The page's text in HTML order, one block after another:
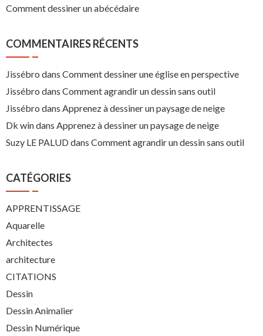
Comment dessiner un abécédaire
COMMENTAIRES RÉCENTS
Jissébro dans Comment dessiner une église en perspective
Jissébro dans Comment agrandir un dessin sans outil
Jissébro dans Apprenez à dessiner un paysage de neige
Dk windans Apprenez à dessiner un paysage de neige
Suzy LE PALUDdans Comment agrandir un dessin sans outil
CATÉGORIES
APPRENTISSAGE
Aquarelle
Architectes
architecture
CITATIONS
Dessin
Dessin Animalier
Dessin Numérique